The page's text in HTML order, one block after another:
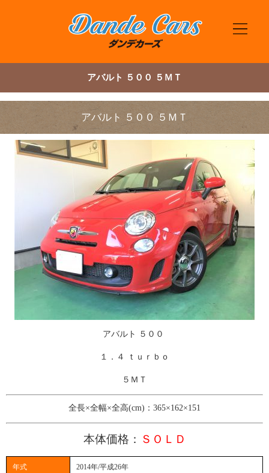
アバルト ５００ ５ＭＴ
アバルト ５００ ５ＭＴ
アバルト ５００
１．４ ｔｕｒｂｏ
５ＭＴ
全長×全幅×全高(cm)：365×162×151
本体価格： ＳＯＬＤ
年式 2014年/平成26年